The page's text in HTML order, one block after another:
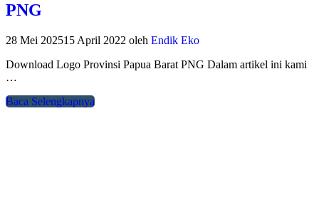
PNG
28 Mei 202515 April 2022 oleh Endik Eko
Download Logo Provinsi Papua Barat PNG Dalam artikel ini kami
…
Baca Selengkapnya